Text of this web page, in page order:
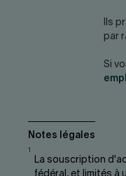
Ils
par
Si
Notes légales
La souscription